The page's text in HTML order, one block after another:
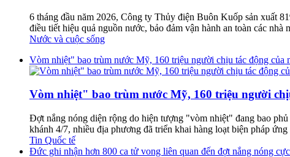
6 tháng đầu năm 2026, Công ty Thủy điện Buôn Kuốp sản xuất
điều tiết hiệu quả nguồn nước, bảo đảm vận hành an toàn các
Nước và cuộc sống
Vòm nhiệt" bao trùm nước Mỹ, 160 triệu người chịu tác động của
Vòm nhiệt" bao trùm nước Mỹ, 160 triệu người
Đợt nắng nóng diện rộng do hiện tượng "vòm nhiệt" đang bao
khánh 4/7, nhiều địa phương đã triển khai hàng loạt biện pháp
Tin Quốc tế
Đức ghi nhận hơn 800 ca tử vong liên quan đến đợt nắng nóng